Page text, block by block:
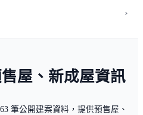
›
屋、新成屋資訊
筆公開建案資料，提供預售屋、